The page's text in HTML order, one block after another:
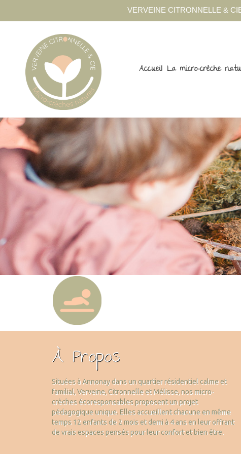
VERVEINE CITRONNELLE &
Accueil La micro-crèche
À Propos
Situées à Annonay dans un quartier résidentiel calme et
familial, Verveine, Citronnelle et Mélisse, nos micro-
crèches écoresponsables proposent un projet
pédagogique unique. Elles accueillent chacune en même
temps 12 enfants de 2 mois et demi à 4 ans en leur offrant
de vrais espaces pensés pour leur confort et bien être.